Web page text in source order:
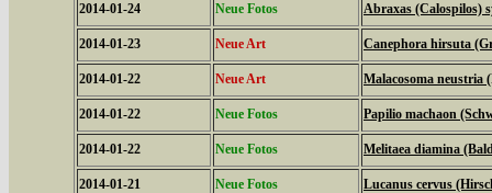
2014-01-24 Neue Fotos Abraxas (Calospilos)
2014-01-23 Neue Art Canephora hirsuta
2014-01-22 Neue Art Malacosoma neustria
2014-01-22 Neue Fotos Papilio machaon
2014-01-22 Neue Fotos Melitaea diamina
2014-01-21 Neue Fotos Lucanus cervus